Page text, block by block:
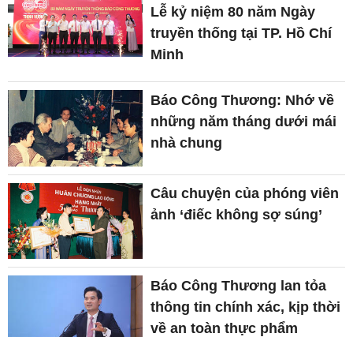
Lễ kỷ niệm 80 năm Ngày
truyền thống tại TP. Hồ Chí
Minh
Báo Công Thương: Nhớ về
những năm tháng dưới mái
nhà chung
Câu chuyện của phóng viên
ảnh ‘điếc không sợ súng’
Báo Công Thương lan tỏa
thông tin chính xác, kịp thời
về an toàn thực phẩm